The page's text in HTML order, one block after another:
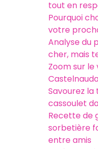
tout en
Pourquoi
votre
Analyse du
cher, mais
Zoom sur
Savourez
cassoulet
Recette de
sorbetière
entre amis